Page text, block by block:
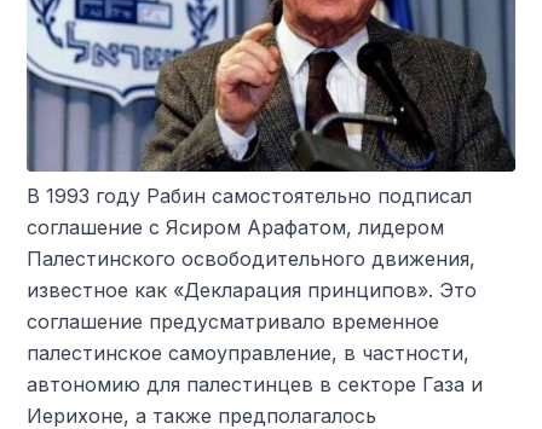
В 1993 году Рабин самостоятельно подписал
соглашение с Ясиром Арафатом, лидером
Палестинского освободительного движения,
известное как «Декларация принципов». Это
соглашение предусматривало временное
палестинское самоуправление, в частности,
автономию для палестинцев в секторе Газа и
Иерихоне, а также предполагалось